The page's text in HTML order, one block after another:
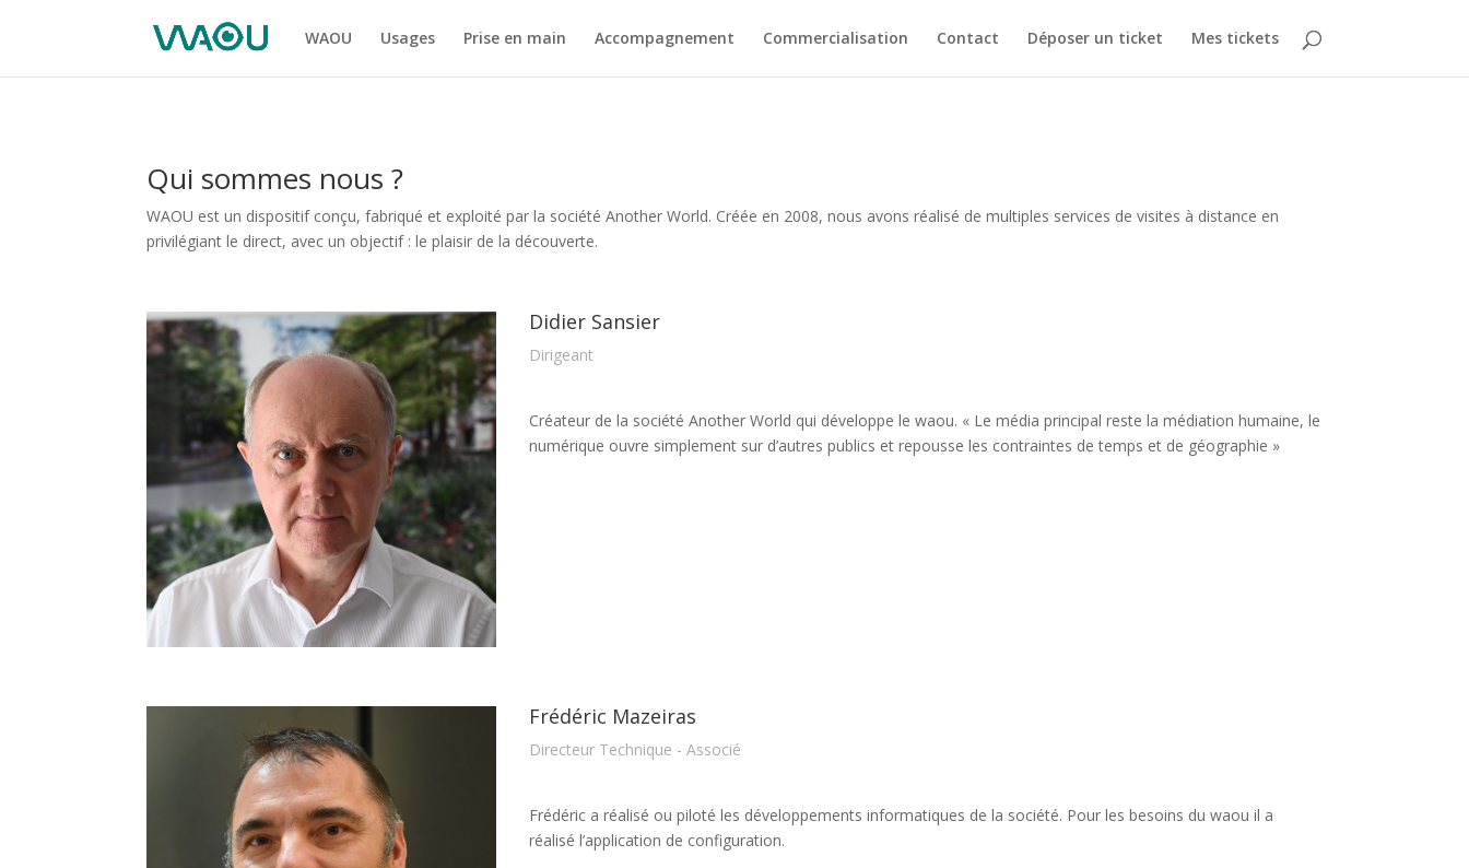
WAOU Usages Prise en main Accompagnement Commercialisation Contact Déposer un ticket Mes tickets
Qui sommes nous ?
WAOU est un dispositif conçu, fabriqué et exploité par la société Another World. Créée en 2008, nous avons réalisé de multiples services de visites à distance en
privilégiant le direct, avec un objectif : le plaisir de la découverte.
Didier Sansier
Dirigeant
Créateur de la société Another World qui développe le waou. « Le média principal reste la médiation humaine, le
numérique ouvre simplement sur d’autres publics et repousse les contraintes de temps et de géographie »
Frédéric Mazeiras
Directeur Technique - Associé
Frédéric a réalisé ou piloté les développements informatiques de la société. Pour les besoins du waou il a
réalisé l’application de configuration.